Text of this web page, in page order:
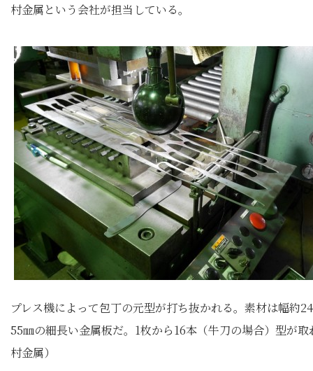
村金属という会社が担当している。
プレス機によって包丁の元型が打ち抜かれる。素材は幅約
55㎜の細長い金属板だ。1枚から16本（牛刀の場合）型が取
村金属）